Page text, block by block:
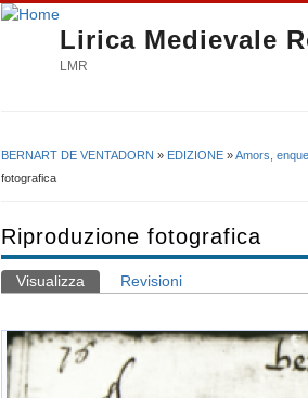
Lirica Medievale
LMR
Tu sei qui
BERNART DE VENTADORN » EDIZIONE »Amors,
fotografica
Riproduzione fotografica
Schede primarie
Visualizza (scheda attiva)
Revisioni